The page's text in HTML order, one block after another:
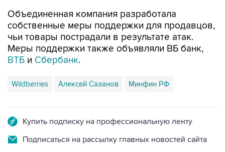
Объединенная компания разработала
собственные меры поддержки для продавцов,
чьи товары пострадали в результате атак.
Меры поддержки также объявляли ВБ банк,
ВТБ и Сбербанк.
Wildberries Алексей Сазанов Минфин РФ
Купить подписку на профессиональную ленту
Подписаться на рассылку главных новостей сайта